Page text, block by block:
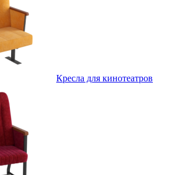
Кресла для кинотеатров